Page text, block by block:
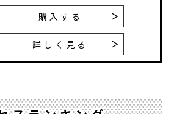
購入する
詳しく見る